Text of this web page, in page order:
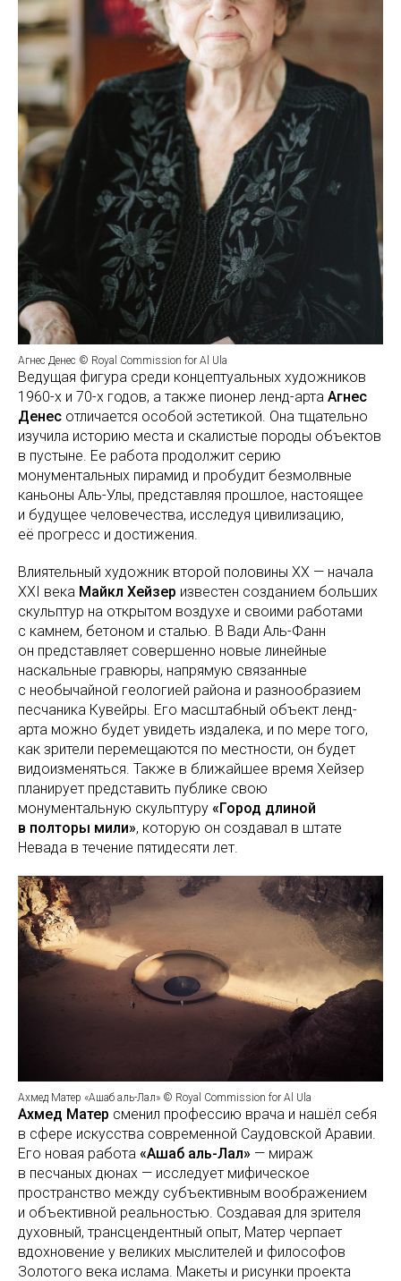
Агнес Денес © Royal Commission for Al Ula
Ведущая фигура среди концептуальных художников
1960-х и 70-х годов, а также пионер ленд-арта Агнес
Денес отличается особой эстетикой. Она тщательно
изучила историю места и скалистые породы объектов
в пустыне. Ее работа продолжит серию
монументальных пирамид и пробудит безмолвные
каньоны Аль-Улы, представляя прошлое, настоящее
и будущее человечества, исследуя цивилизацию,
её прогресс и достижения.
Влиятельный художник второй половины ХХ — начала
XXI века Майкл Хейзер известен созданием больших
скульптур на открытом воздухе и своими работами
с камнем, бетоном и сталью. В Вади Аль-Фанн
он представляет совершенно новые линейные
наскальные гравюры, напрямую связанные
с необычайной геологией района и разнообразием
песчаника Кувейры. Его масштабный объект ленд-
арта можно будет увидеть издалека, и по мере того,
как зрители перемещаются по местности, он будет
видоизменяться. Также в ближайшее время Хейзер
планирует представить публике свою
монументальную скульптуру «Город длиной
в полторы мили», которую он создавал в штате
Невада в течение пятидесяти лет.
Ахмед Матер «Ашаб аль-Лал» © Royal Commission for Al Ula
Ахмед Матер сменил профессию врача и нашёл себя
в сфере искусства современной Саудовской Аравии.
Его новая работа «Ашаб аль-Лал» — мираж
в песчаных дюнах — исследует мифическое
пространство между субъективным воображением
и объективной реальностью. Создавая для зрителя
духовный, трансцендентный опыт, Матер черпает
вдохновение у великих мыслителей и философов
Золотого века ислама. Макеты и рисунки проекта